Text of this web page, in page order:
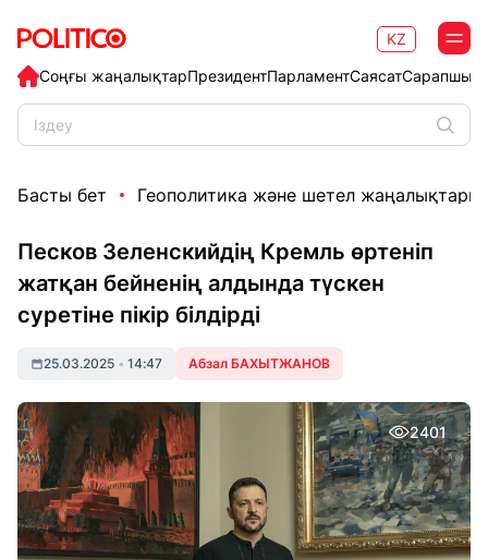
Соңғы жаңалықтарПрезидентПарламентСаясат
KZ
Басты бет Геополитика және шетел жаңалықтары
Песков Зеленскийдің Кремль өртеніп
жатқан бейненің алдында түскен
суретіне пікір білдірді
25.03.2025 • 14:47 Абзал БАХЫТЖАНОВ
2401